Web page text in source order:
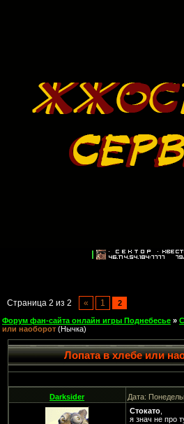
Страница 2 из 2 « 1 2
Форум фан-сайта онлайн игры Поднебесье »
или наоборот (Нычка)
Лопата в хлебе или
Darksider Дата:
Стокато,
я знач не про